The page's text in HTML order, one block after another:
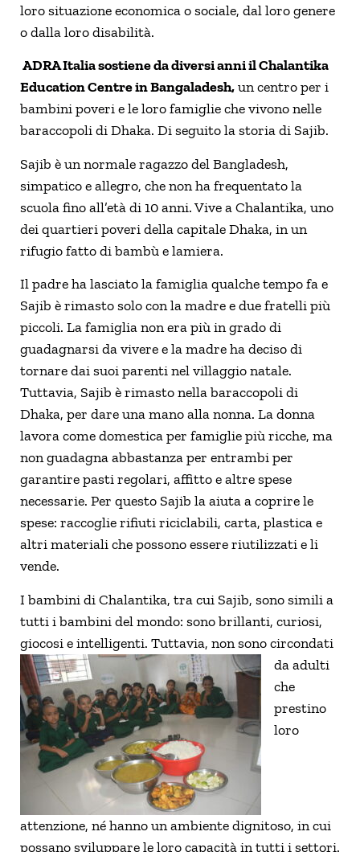
loro situazione economica o sociale, dal loro genere
o dalla loro disabilità.
ADRA Italia sostiene da diversi anni il Chalantika
Education Centre in Bangaladesh,un centro per i
bambini poveri e le loro famiglie che vivono nelle
baraccopoli di Dhaka. Di seguito la storia di Sajib.
Sajib è un normale ragazzo del Bangladesh,
simpatico e allegro, che non ha frequentato la
scuola fino all’età di 10 anni. Vive a Chalantika, uno
dei quartieri poveri della capitale Dhaka, in un
rifugio fatto di bambù e lamiera.
Il padre ha lasciato la famiglia qualche tempo fa e
Sajib è rimasto solo con la madre e due fratelli più
piccoli. La famiglia non era più in grado di
guadagnarsi da vivere e la madre ha deciso di
tornare dai suoi parenti nel villaggio natale.
Tuttavia, Sajib è rimasto nella baraccopoli di
Dhaka, per dare una mano alla nonna. La donna
lavora come domestica per famiglie più ricche, ma
non guadagna abbastanza per entrambi per
garantire pasti regolari, affitto e altre spese
necessarie. Per questo Sajib la aiuta a coprire le
spese: raccoglie rifiuti riciclabili, carta, plastica e
altri materiali che possono essere riutilizzati e li
vende.
I bambini di Chalantika, tra cui Sajib, sono simili a
tutti i bambini del mondo: sono brillanti, curiosi,
giocosi e intelligenti. Tuttavia, non sono circondati
da adulti
che
prestino
loro
attenzione, né hanno un ambiente dignitoso, in cui
possano sviluppare le loro capacità in tutti i settori.